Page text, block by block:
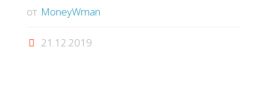
от MoneyWman
21.12.2019